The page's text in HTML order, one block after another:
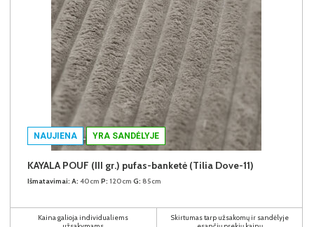
NAUJIENA YRA SANDĖLYJE
KAYALA POUF (III gr.) pufas-banketė (Tilia Dove-11)
Išmatavimai: A: 40cm P: 120cm G: 85cm
Kaina galioja individualiems
Skirtumas tarp užsakomų ir sandėlyje